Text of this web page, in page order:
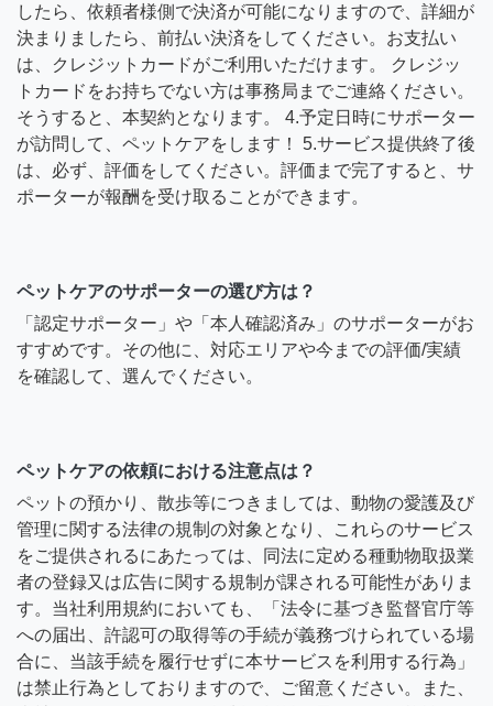
したら、依頼者様側で決済が可能になりますので、詳細が
決まりましたら、前払い決済をしてください。お支払い
は、クレジットカードがご利用いただけます。 クレジッ
トカードをお持ちでない方は事務局までご連絡ください。
そうすると、本契約となります。 4.予定日時にサポーター
が訪問して、ペットケアをします！ 5.サービス提供終了後
は、必ず、評価をしてください。評価まで完了すると、サ
ポーターが報酬を受け取ることができます。
ペットケアのサポーターの選び方は？
「認定サポーター」や「本人確認済み」のサポーターがお
すすめです。その他に、対応エリアや今までの評価/実績
を確認して、選んでください。
ペットケアの依頼における注意点は？
ペットの預かり、散歩等につきましては、動物の愛護及び
管理に関する法律の規制の対象となり、これらのサービス
をご提供されるにあたっては、同法に定める種動物取扱業
者の登録又は広告に関する規制が課される可能性がありま
す。当社利用規約においても、「法令に基づき監督官庁等
への届出、許認可の取得等の手続が義務づけられている場
合に、当該手続を履行せずに本サービスを利用する行為」
は禁止行為としておりますので、ご留意ください。また、